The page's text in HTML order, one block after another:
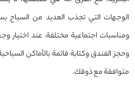
الوجهات التي تجذب العديد من السياح
ومناسبات اجتماعية مختلفة. عند اختيار
وحجز الفندق وكتابة قائمة بالأماكن
متوافقة مع ذوقك.